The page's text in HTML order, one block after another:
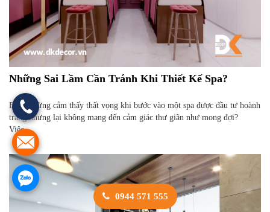
Những Sai Lầm Cần Tránh Khi Thiết Kế Spa?
Bạn có từng cảm thấy thất vọng khi bước vào một spa được đầu tư hoành
tráng nhưng lại không mang đến cảm giác thư giãn như mong đợi?
Việc...
0944 571 555